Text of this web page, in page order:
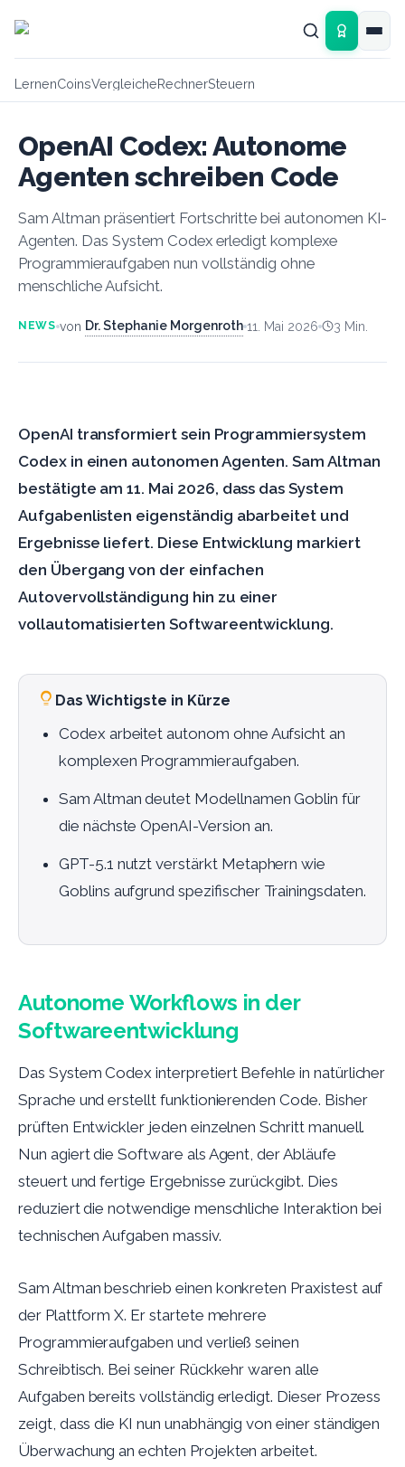
LernenCoinsVergleicheRechnerSteuern
OpenAI Codex: Autonome
Agenten schreiben Code
Sam Altman präsentiert Fortschritte bei autonomen KI-
Agenten. Das System Codex erledigt komplexe
Programmieraufgaben nun vollständig ohne
menschliche Aufsicht.
NEWS von Dr. Stephanie Morgenroth 11. Mai 2026 3 Min.
OpenAI transformiert sein Programmiersystem
Codex in einen autonomen Agenten. Sam Altman
bestätigte am 11. Mai 2026, dass das System
Aufgabenlisten eigenständig abarbeitet und
Ergebnisse liefert. Diese Entwicklung markiert
den Übergang von der einfachen
Autovervollständigung hin zu einer
vollautomatisierten Softwareentwicklung.
Das Wichtigste in Kürze
Codex arbeitet autonom ohne Aufsicht an
komplexen Programmieraufgaben.
Sam Altman deutet Modellnamen Goblin für
die nächste OpenAI-Version an.
GPT-5.1 nutzt verstärkt Metaphern wie
Goblins aufgrund spezifischer Trainingsdaten.
Autonome Workflows in der
Softwareentwicklung
Das System Codex interpretiert Befehle in natürlicher
Sprache und erstellt funktionierenden Code. Bisher
prüften Entwickler jeden einzelnen Schritt manuell.
Nun agiert die Software als Agent, der Abläufe
steuert und fertige Ergebnisse zurückgibt. Dies
reduziert die notwendige menschliche Interaktion bei
technischen Aufgaben massiv.
Sam Altman beschrieb einen konkreten Praxistest auf
der Plattform X. Er startete mehrere
Programmieraufgaben und verließ seinen
Schreibtisch. Bei seiner Rückkehr waren alle
Aufgaben bereits vollständig erledigt. Dieser Prozess
zeigt, dass die KI nun unabhängig von einer ständigen
Überwachung an echten Projekten arbeitet.